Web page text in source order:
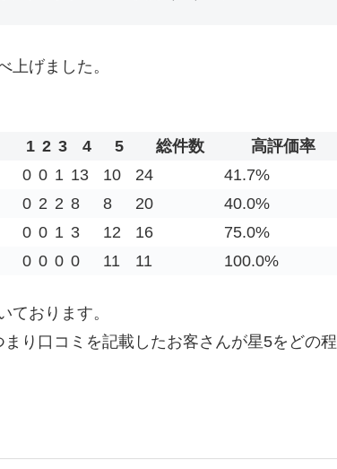
上げました。
1 2 3 4 5 総件数
高評価率
0 0 1 13 10 24
41.7%
0 2 2 8 8 20
40.0%
0 0 1 3 12 16
75.0%
0 0 0 0 11 11 100.0%
ております。
り口コミを記載したお客さんが星5をどの程